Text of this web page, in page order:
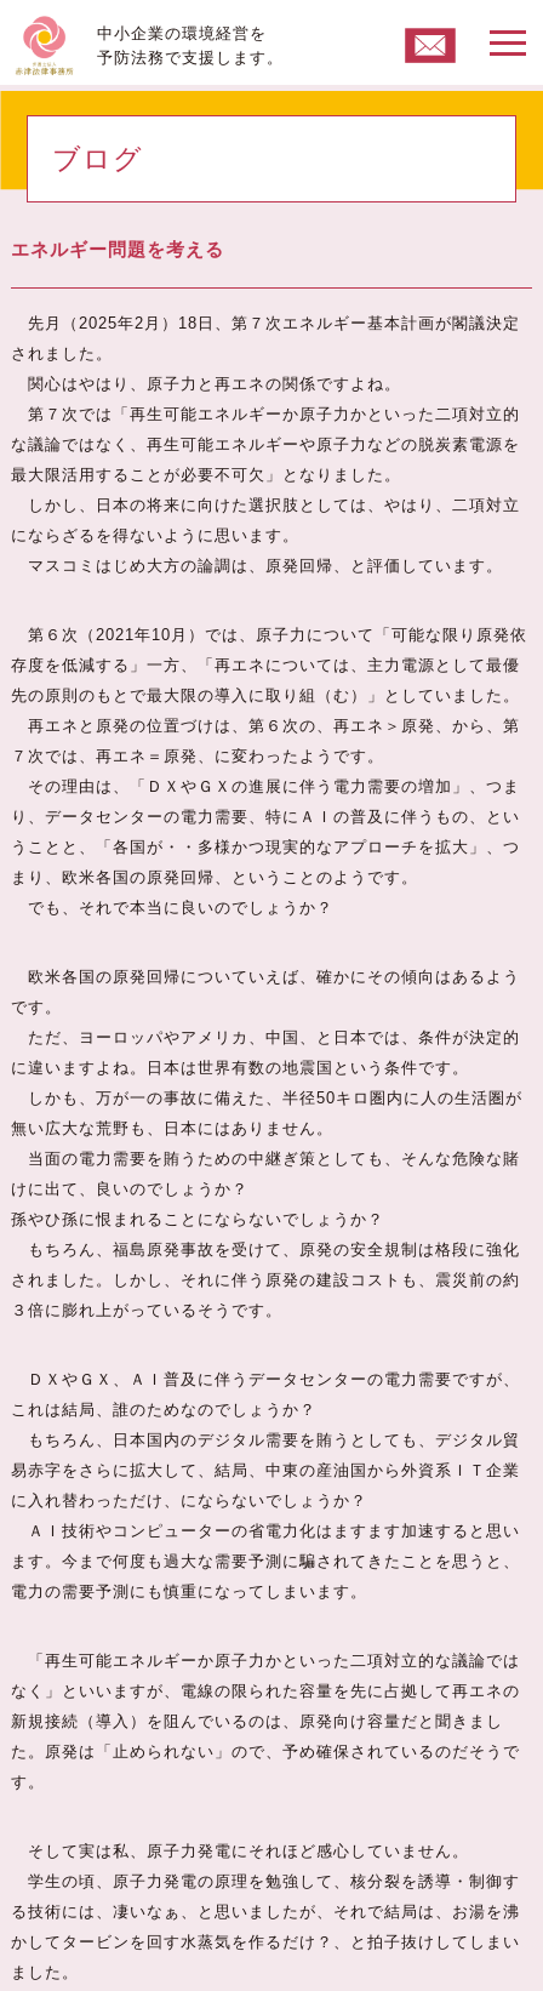
中小企業の環境経営を
予防法務で支援します。
ブログ
エネルギー問題を考える
先月（2025年2月）18日、第７次エネルギー基本計画が閣議決定
されました。
関心はやはり、原子力と再エネの関係ですよね。
第７次では「再生可能エネルギーか原子力かといった二項対立的
な議論ではなく、再生可能エネルギーや原子力などの脱炭素電源を
最大限活用することが必要不可欠」となりました。
しかし、日本の将来に向けた選択肢としては、やはり、二項対立
にならざるを得ないように思います。
マスコミはじめ大方の論調は、原発回帰、と評価しています。
第６次（2021年10月）では、原子力について「可能な限り原発依
存度を低減する」一方、「再エネについては、主力電源として最優
先の原則のもとで最大限の導入に取り組（む）」としていました。
再エネと原発の位置づけは、第６次の、再エネ＞原発、から、第
７次では、再エネ＝原発、に変わったようです。
その理由は、「ＤＸやＧＸの進展に伴う電力需要の増加」、つま
り、データセンターの電力需要、特にＡＩの普及に伴うもの、とい
うことと、「各国が・・多様かつ現実的なアプローチを拡大」、つ
まり、欧米各国の原発回帰、ということのようです。
でも、それで本当に良いのでしょうか？
欧米各国の原発回帰についていえば、確かにその傾向はあるよう
です。
ただ、ヨーロッパやアメリカ、中国、と日本では、条件が決定的
に違いますよね。日本は世界有数の地震国という条件です。
しかも、万が一の事故に備えた、半径50キロ圏内に人の生活圏が
無い広大な荒野も、日本にはありません。
当面の電力需要を賄うための中継ぎ策としても、そんな危険な賭
けに出て、良いのでしょうか？
孫やひ孫に恨まれることにならないでしょうか？
もちろん、福島原発事故を受けて、原発の安全規制は格段に強化
されました。しかし、それに伴う原発の建設コストも、震災前の約
３倍に膨れ上がっているそうです。
ＤＸやＧＸ、ＡＩ普及に伴うデータセンターの電力需要ですが、
これは結局、誰のためなのでしょうか？
もちろん、日本国内のデジタル需要を賄うとしても、デジタル貿
易赤字をさらに拡大して、結局、中東の産油国から外資系ＩＴ企業
に入れ替わっただけ、にならないでしょうか？
ＡＩ技術やコンピューターの省電力化はますます加速すると思い
ます。今まで何度も過大な需要予測に騙されてきたことを思うと、
電力の需要予測にも慎重になってしまいます。
「再生可能エネルギーか原子力かといった二項対立的な議論では
なく」といいますが、電線の限られた容量を先に占拠して再エネの
新規接続（導入）を阻んでいるのは、原発向け容量だと聞きまし
た。原発は「止められない」ので、予め確保されているのだそうで
す。
そして実は私、原子力発電にそれほど感心していません。
学生の頃、原子力発電の原理を勉強して、核分裂を誘導・制御す
る技術には、凄いなぁ、と思いましたが、それで結局は、お湯を沸
かしてタービンを回す水蒸気を作るだけ？、と拍子抜けしてしまい
ました。